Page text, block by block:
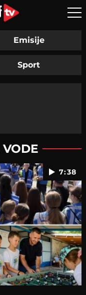
Emisije
Sport
7:38